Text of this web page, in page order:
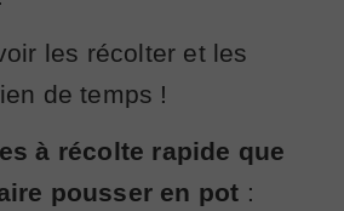
les récolter et les
de temps !
à récolte rapide que
pousser en pot :